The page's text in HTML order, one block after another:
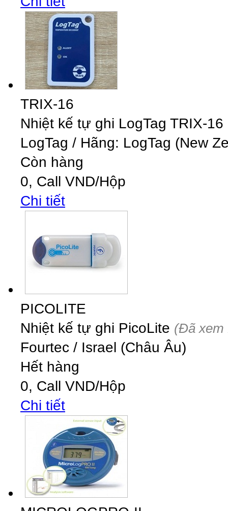
TRIX-16
Nhiệt kế tự ghi LogTag TRIX-16
LogTag / Hãng: LogTag (New
Còn hàng
0, Call VND/Hộp
Chi tiết
PICOLITE
Nhiệt kế tự ghi PicoLite (Đã xem
Fourtec / Israel (Châu Âu)
Hết hàng
0, Call VND/Hộp
Chi tiết